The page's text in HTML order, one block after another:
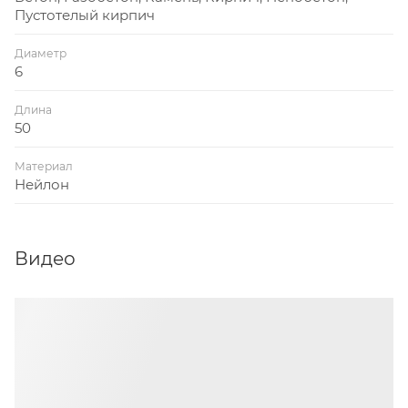
- легкие и средние конструкции
Дюбель рекомендуется использовать с
универсальным шурупом.
прикрепляемого материала
Пустотелый кирпич
Диаметр
6
Длина
50
Материал
Нейлон
Видео